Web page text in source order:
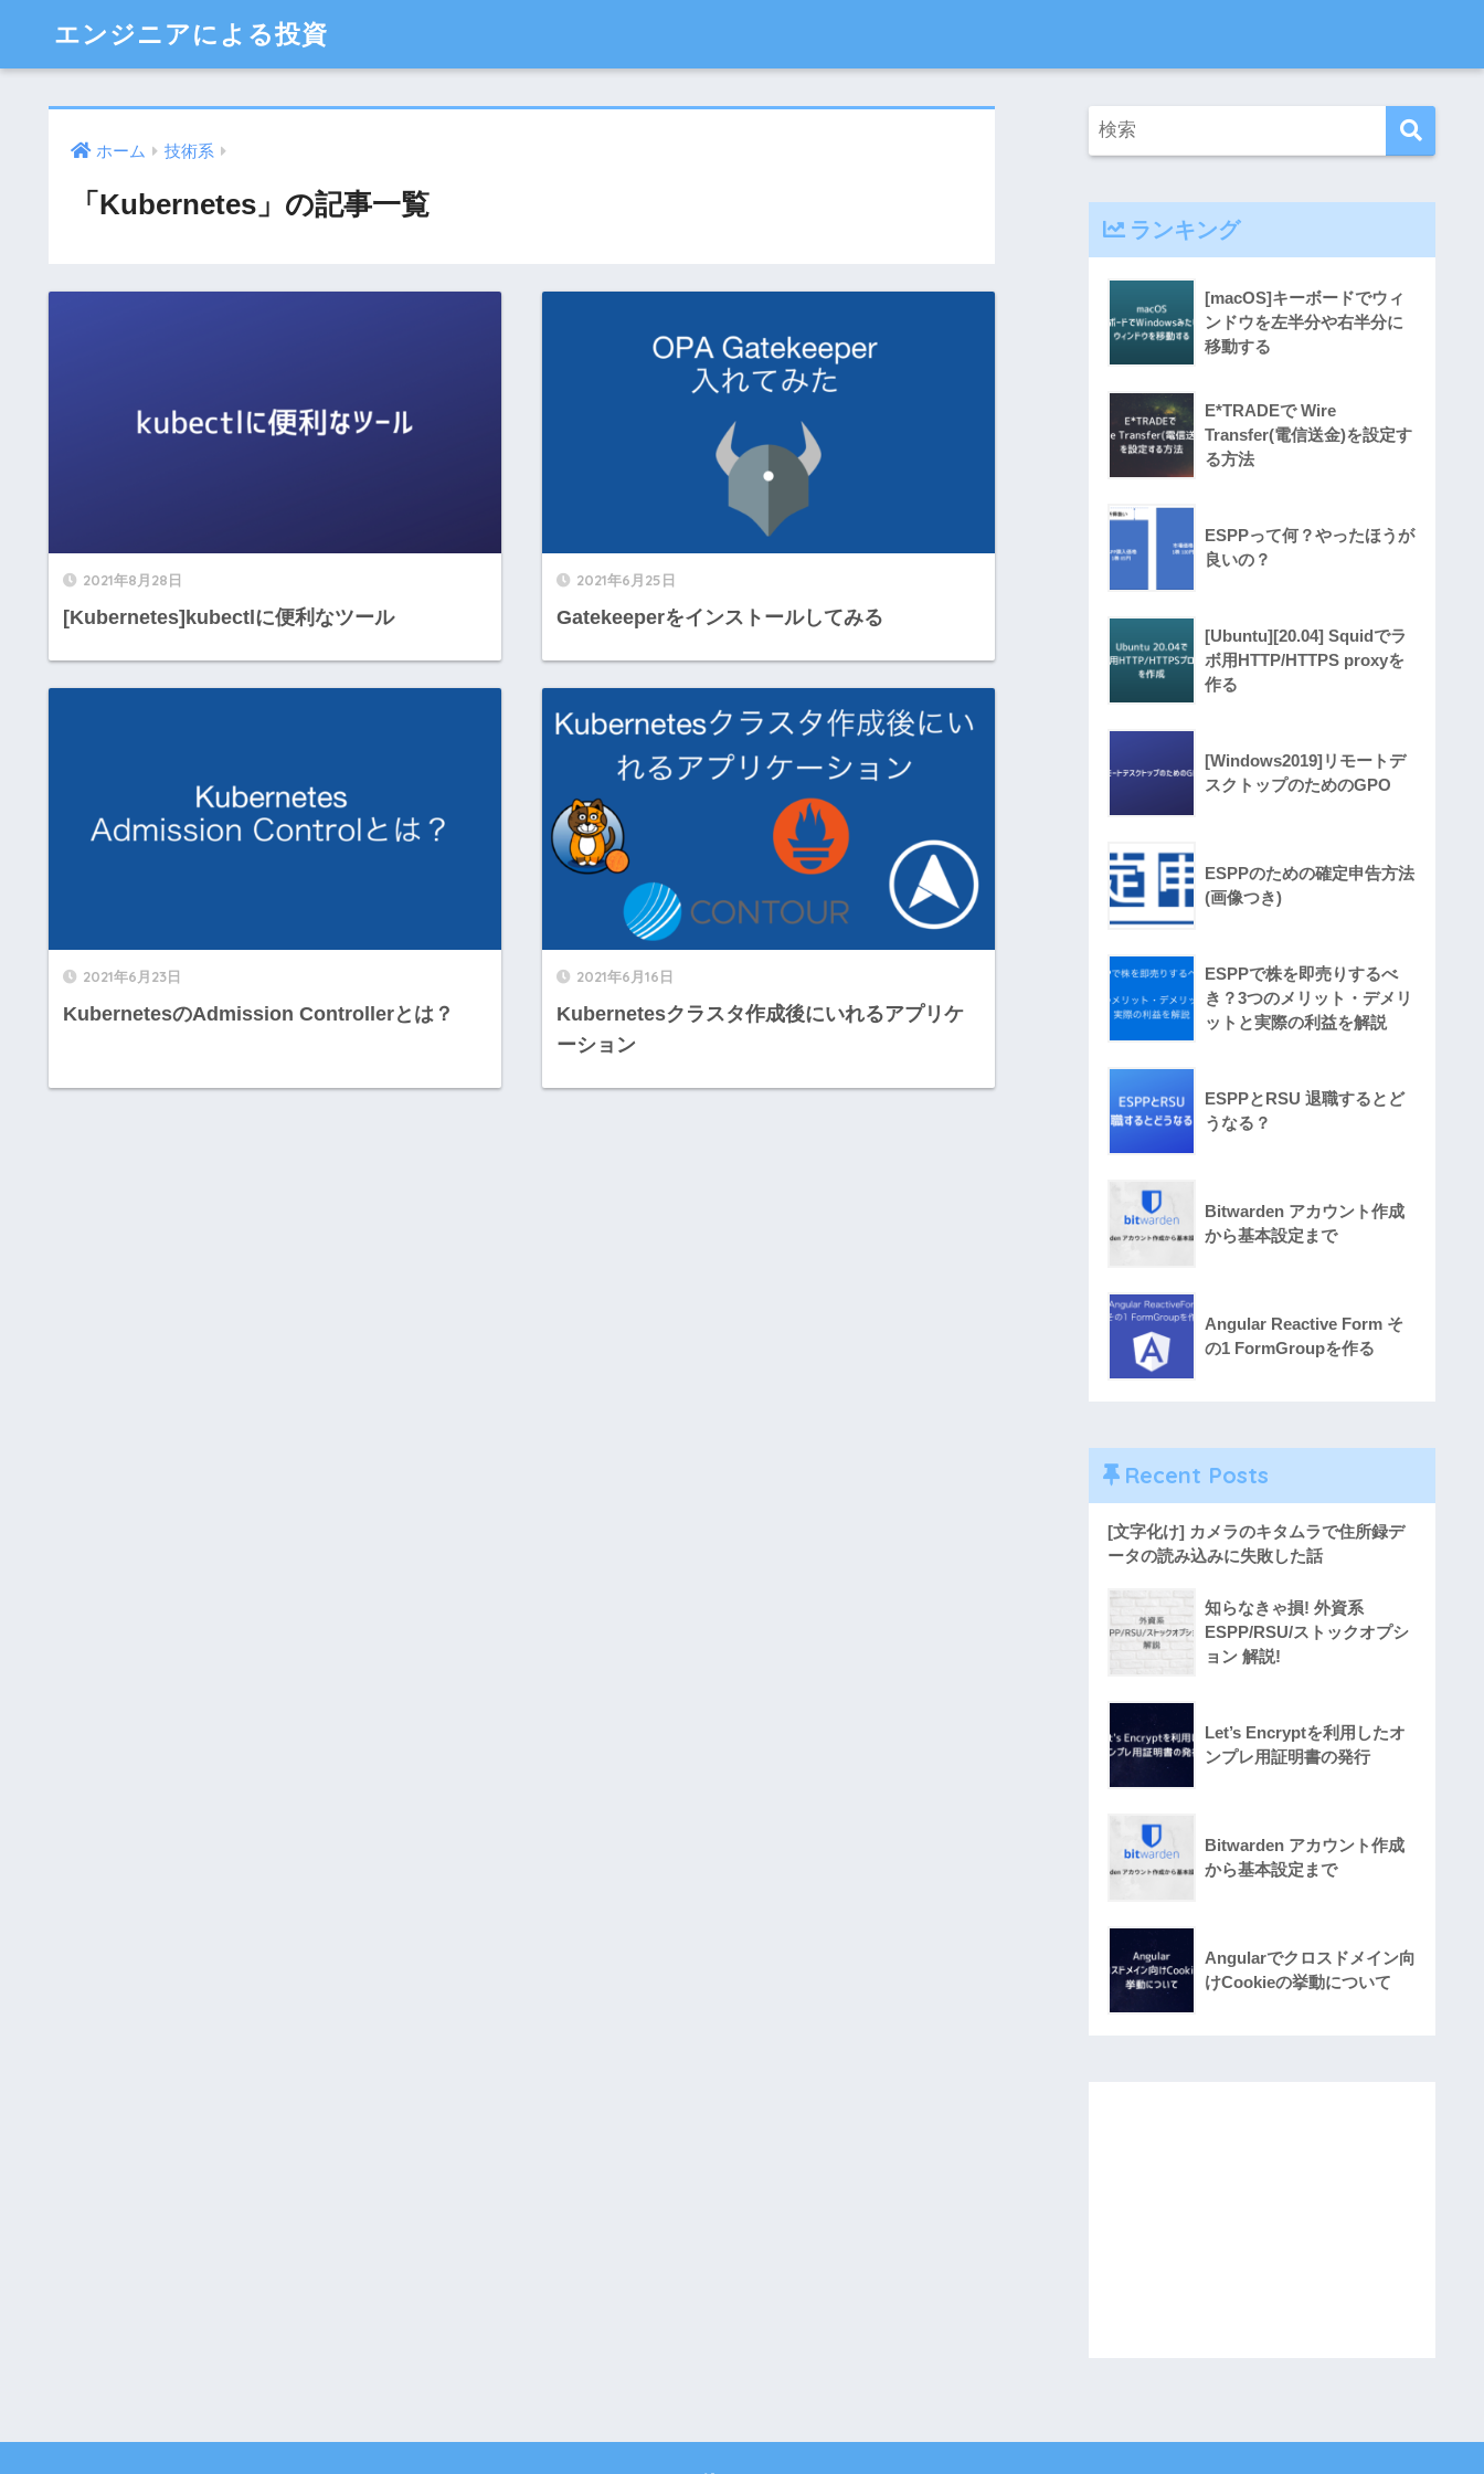
エンジニアによる投資
ホーム 技術系
「Kubernetes」の記事一覧
2021年8月28日
[Kubernetes]kubectlに便利なツール
2021年6月25日
Gatekeeperをインストールしてみる
2021年6月23日
KubernetesのAdmission Controllerとは？
2021年6月16日
Kubernetesクラスタ作成後にいれるアプリケ
ーション
ランキング
[macOS]キーボードでウィ
ンドウを左半分や右半分に
移動する
E*TRADEで Wire
Transfer(電信送金)を設定す
る方法
ESPPって何？やったほうが
良いの？
[Ubuntu][20.04] Squidでラ
ボ用HTTP/HTTPS proxyを
作る
[Windows2019]リモートデ
スクトップのためのGPO
ESPPのための確定申告方法
(画像つき)
ESPPで株を即売りするべ
き？3つのメリット・デメリ
ットと実際の利益を解説
ESPPとRSU 退職するとど
うなる？
Bitwarden アカウント作成
から基本設定まで
Angular Reactive Form そ
の1 FormGroupを作る
Recent Posts
[文字化け] カメラのキタムラで住所録デ
ータの読み込みに失敗した話
知らなきゃ損! 外資系
ESPP/RSU/ストックオプシ
ョン 解説!
Let’s Encryptを利用したオ
ンプレ用証明書の発行
Bitwarden アカウント作成
から基本設定まで
Angularでクロスドメイン向
けCookieの挙動について